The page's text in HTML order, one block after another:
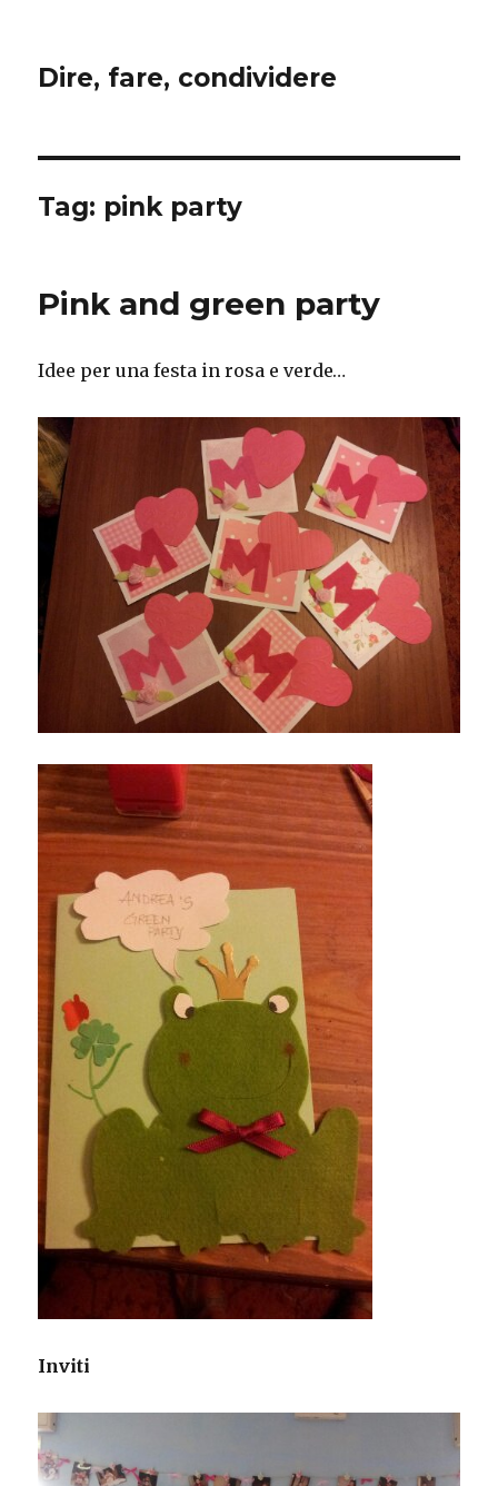
Dire, fare, condividere
Tag: pink party
Pink and green party
Idee per una festa in rosa e verde…
Inviti